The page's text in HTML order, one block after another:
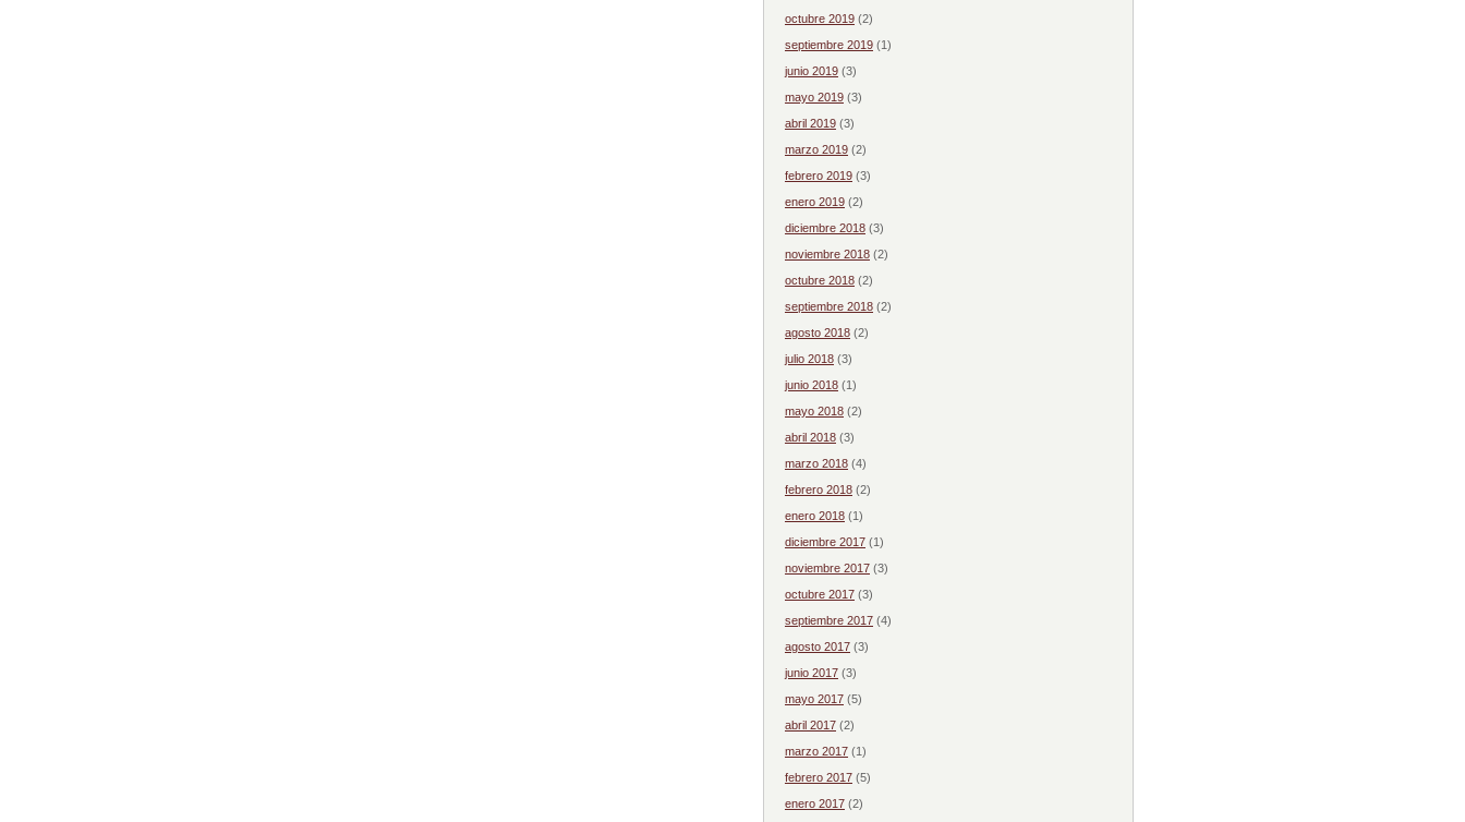
octubre 2019 (2)
septiembre 2019 (1)
junio 2019 (3)
mayo 2019 (3)
abril 2019 (3)
marzo 2019 (2)
febrero 2019 (3)
enero 2019 (2)
diciembre 2018 (3)
noviembre 2018 (2)
octubre 2018 (2)
septiembre 2018 (2)
agosto 2018 (2)
julio 2018 (3)
junio 2018 (1)
mayo 2018 (2)
abril 2018 (3)
marzo 2018 (4)
febrero 2018 (2)
enero 2018 (1)
diciembre 2017 (1)
noviembre 2017 (3)
octubre 2017 (3)
septiembre 2017 (4)
agosto 2017 (3)
junio 2017 (3)
mayo 2017 (5)
abril 2017 (2)
marzo 2017 (1)
febrero 2017 (5)
enero 2017 (2)